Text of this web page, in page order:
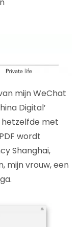
mijn WeChat
Digital’
hetzelfde met
wordt
Shanghai,
mijn vrouw, een